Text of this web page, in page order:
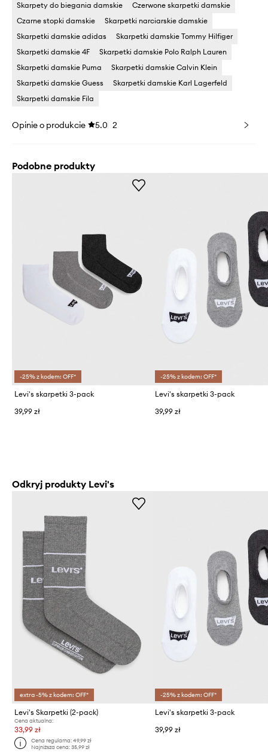
Skarpety do biegania damskie
Czerwone skarpetki damskie
Czarne stopki damskie
Skarpetki narciarskie damskie
Skarpetki damskie adidas
Skarpetki damskie Tommy Hilfiger
Skarpetki damskie 4F
Skarpetki damskie Polo Ralph Lauren
Skarpetki damskie Puma
Skarpetki damskie Calvin Klein
Skarpetki damskie Guess
Skarpetki damskie Karl Lagerfeld
Skarpetki damskie Fila
Opinie o produkcie 5.0 2
Podobne produkty
-25% z kodem: OFF*
Levi's skarpetki 3-pack
39,99 zł
-25% z kodem: OFF*
Levi's skarpetki 3-pack
39,99 zł
Odkryj produkty Levi's
extra -5% z kodem: OFF*
Levi's Skarpetki (2-pack)
Cena aktualna:
33,99 zł
Cena regularna:49,99 zł
Najniższa cena:35,99 zł
-25% z kodem: OFF*
Levi's skarpetki 3-pack
39,99 zł